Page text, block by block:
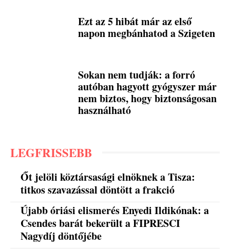
Ezt az 5 hibát már az első
napon megbánhatod a Szigeten
Sokan nem tudják: a forró
autóban hagyott gyógyszer már
nem biztos, hogy biztonságosan
használható
LEGFRISSEBB
Őt jelöli köztársasági elnöknek a Tisza:
titkos szavazással döntött a frakció
Újabb óriási elismerés Enyedi Ildikónak: a
Csendes barát bekerült a FIPRESCI
Nagydíj döntőjébe